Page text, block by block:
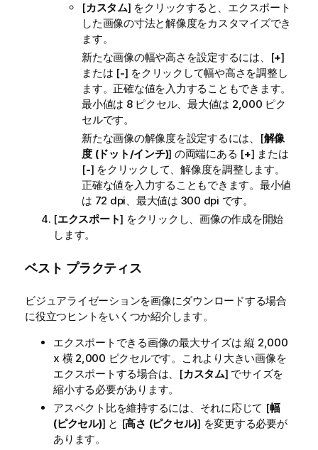
[カスタム] をクリックすると、エクスポート
した画像の寸法と解像度をカスタマイズでき
ます。
新たな画像の幅や高さを設定するには、[+]
または [-] をクリックして幅や高さを調整し
ます。正確な値を入力することもできます。
最小値は 8 ピクセル、最大値は 2,000 ピク
セルです。
新たな画像の解像度を設定するには、[解像
度 (ドット/インチ)] の両端にある [+] または
[-] をクリックして、解像度を調整します。
正確な値を入力することもできます。最小値
は 72 dpi、最大値は 300 dpi です。
[エクスポート] をクリックし、画像の作成を開始
します。
ベスト プラクティス
ビジュアライゼーションを画像にダウンロードする場合
に役立つヒントをいくつか紹介します。
エクスポートできる画像の最大サイズは 縦 2,000
x 横 2,000 ピクセルです。これより大きい画像を
エクスポートする場合は、[カスタム] でサイズを
縮小する必要があります。
アスペクト比を維持するには、それに応じて [幅
(ピクセル)] と [高さ (ピクセル)] を変更する必要が
あります。